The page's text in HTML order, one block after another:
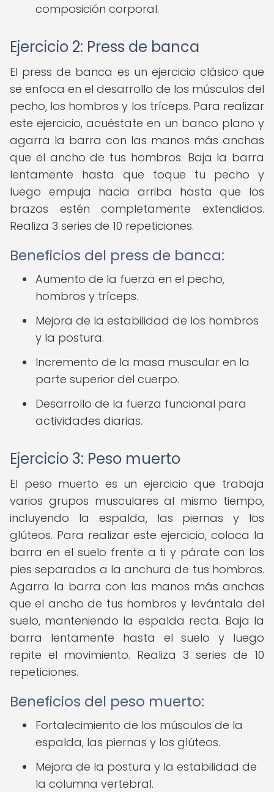
composición corporal.
Ejercicio 2: Press de banca
El press de banca es un ejercicio clásico que
se enfoca en el desarrollo de los músculos del
pecho, los hombros y los tríceps. Para realizar
este ejercicio, acuéstate en un banco plano y
agarra la barra con las manos más anchas
que el ancho de tus hombros. Baja la barra
lentamente hasta que toque tu pecho y
luego empuja hacia arriba hasta que los
brazos estén completamente extendidos.
Realiza 3 series de 10 repeticiones.
Beneficios del press de banca:
Aumento de la fuerza en el pecho,
hombros y tríceps.
Mejora de la estabilidad de los hombros
y la postura.
Incremento de la masa muscular en la
parte superior del cuerpo.
Desarrollo de la fuerza funcional para
actividades diarias.
Ejercicio 3: Peso muerto
El peso muerto es un ejercicio que trabaja
varios grupos musculares al mismo tiempo,
incluyendo la espalda, las piernas y los
glúteos. Para realizar este ejercicio, coloca la
barra en el suelo frente a ti y párate con los
pies separados a la anchura de tus hombros.
Agarra la barra con las manos más anchas
que el ancho de tus hombros y levántala del
suelo, manteniendo la espalda recta. Baja la
barra lentamente hasta el suelo y luego
repite el movimiento. Realiza 3 series de 10
repeticiones.
Beneficios del peso muerto:
Fortalecimiento de los músculos de la
espalda, las piernas y los glúteos.
Mejora de la postura y la estabilidad de
la columna vertebral.